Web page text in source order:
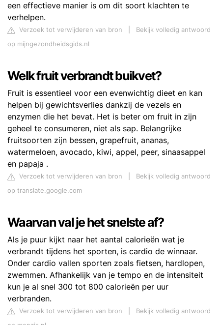
een effectieve manier is om dit soort klachten te
verhelpen.
Verzoek tot verwijderen van bron
Bekijk volledig antwoord
op mijngezondheidsgids.nl
Welk fruit verbrandt buikvet?
Fruit is essentieel voor een evenwichtig dieet en kan
helpen bij gewichtsverlies dankzij de vezels en
enzymen die het bevat. Het is beter om fruit in zijn
geheel te consumeren, niet als sap. Belangrijke
fruitsoorten zijn bessen, grapefruit, ananas,
watermeloen, avocado, kiwi, appel, peer, sinaasappel
en papaja .
Verzoek tot verwijderen van bron
Bekijk volledig antwoord
op translate.google.com
Waarvan val je het snelste af?
Als je puur kijkt naar het aantal calorieën wat je
verbrandt tijdens het sporten, is cardio de winnaar.
Onder cardio vallen sporten zoals fietsen, hardlopen,
zwemmen. Afhankelijk van je tempo en de intensiteit
kun je al snel 300 tot 800 calorieën per uur
verbranden.
Verzoek tot verwijderen van bron
Bekijk volledig antwoord